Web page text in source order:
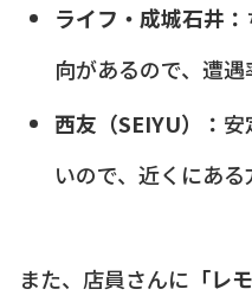
ライフ・成城石井：
向があるので、遭遇
西友（SEIYU）： 安
いので、近くにある
また、店員さんに 「レ